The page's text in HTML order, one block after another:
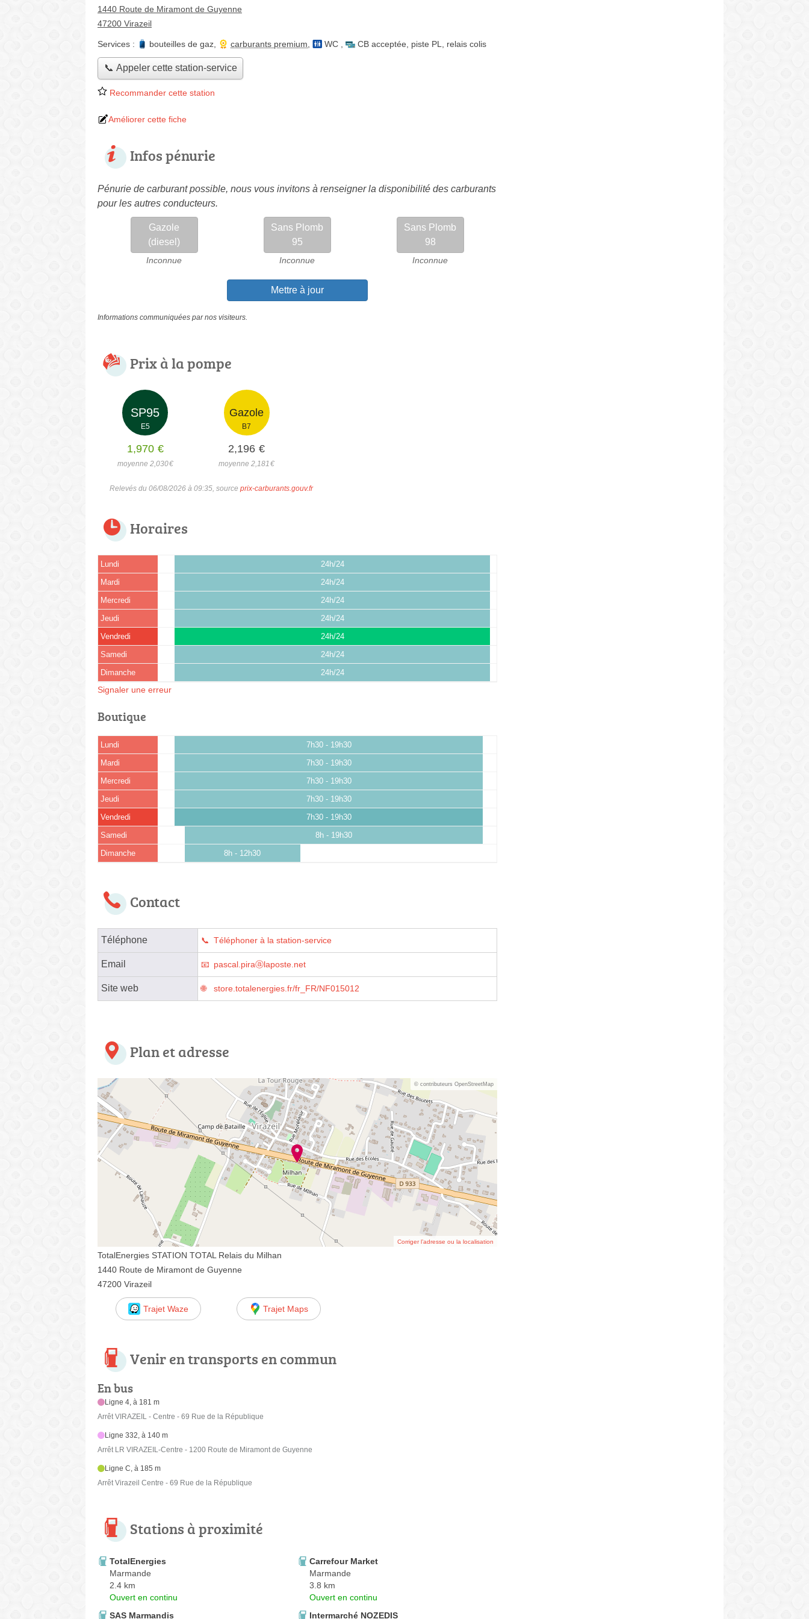
1440 Route de Miramont de Guyenne
47200 Virazeil
Services : bouteilles de gaz carburants premium WC CB acceptée piste PL relais colis
📞 Appeler cette station-service
Recommander cette station
Améliorer cette fiche
Infos pénurie
Pénurie de carburant possible, nous vous invitons à renseigner la disponibilité des carburants
pour les autres conducteurs.
Gazole
(diesel)
Inconnue
Sans Plomb
95
Inconnue
Sans Plomb
98
Inconnue
Mettre à jour
Informations communiquées par nos visiteurs.
Prix à la pompe
SP95
E5
1,970 €
moyenne 2,030€
Gazole
B7
2,196 €
moyenne 2,181 €
Relevés du 06/08/2026 à 09:35, source prix-carburants.gouv.fr
Horaires
Lundi 24h/24
Mardi 24h/24
Mercredi 24h/24
Jeudi 24h/24
Vendredi 24h/24
Samedi 24h/24
Dimanche 24h/24
Signaler une erreur
Boutique
Lundi 7h30 - 19h30
Mardi 7h30 - 19h30
Mercredi 7h30 - 19h30
Jeudi 7h30 - 19h30
Vendredi 7h30 - 19h30
Samedi 8h - 19h30
Dimanche 8h - 12h30
Contact
Téléphone Téléphoner à la station-service
Email pascal.piraⓐlaposte.net
Site web store.totalenergies.fr/fr_FR/NF015012
Plan et adresse
© contributeurs OpenStreetMap
Corriger l’adresse ou la localisation
TotalEnergies STATION TOTAL Relais du Milhan
1440 Route de Miramont de Guyenne
47200 Virazeil
Trajet Waze Trajet Maps
Venir en transports en commun
En bus
Ligne 4, à 181 m
Arrêt VIRAZEIL - Centre - 69 Rue de la République
Ligne 332, à 140 m
Arrêt LR VIRAZEIL-Centre - 1200 Route de Miramont de Guyenne
Ligne C, à 185 m
Arrêt Virazeil Centre - 69 Rue de la République
Stations à proximité
TotalEnergies
Marmande
2.4 km
Ouvert en continu
Carrefour Market
Marmande
3.8 km
Ouvert en continu
SAS Marmandis
Intermarché NOZEDIS